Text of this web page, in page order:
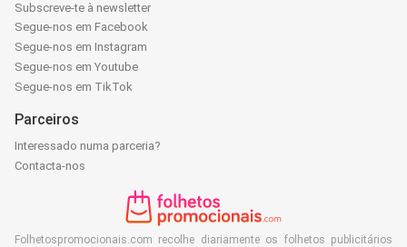
Subscreve-te à newsletter
Segue-nos em Facebook
Segue-nos em Instagram
Segue-nos em Youtube
Segue-nos em TikTok
Parceiros
Interessado numa parceria?
Contacta-nos
Folhetospromocionais.com recolhe diariamente os folhetos publicitários